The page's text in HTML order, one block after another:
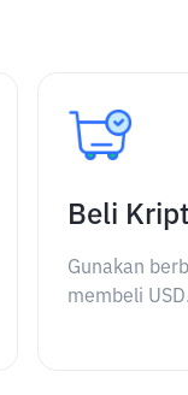
Beli
Gunakan
membeli